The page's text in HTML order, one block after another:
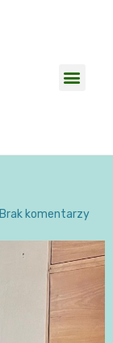
Brak komentarzy